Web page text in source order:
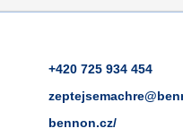
+420 725 934 454
bennon.cz/